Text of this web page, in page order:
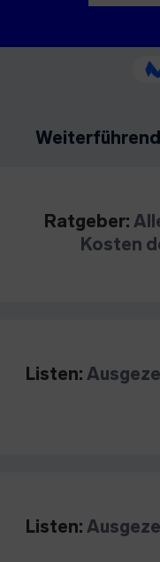
Ratgeber:
Kosten
Listen:
Listen: